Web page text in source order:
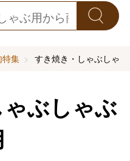
特集 すき焼き・しゃぶしゃ
ぶしゃぶ